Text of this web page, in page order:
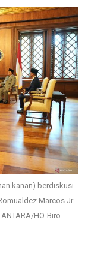
kanan) berdiskusi
Marcos Jr.
HO-Biro